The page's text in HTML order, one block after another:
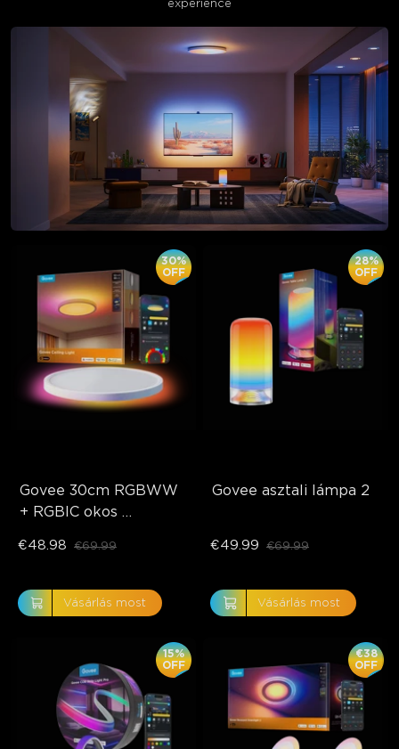
experience
Govee 30cm RGBWW
+ RGBIC okos
30%
OFF
€48.98 €69.99
Vásárlás most
Govee asztali lámpa 2
28%
OFF
€49.99 €69.99
Vásárlás most
15%
OFF
€38
OFF